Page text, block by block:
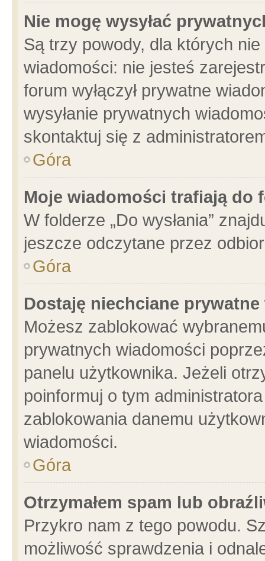
Nie mogę wysyłać
Są trzy powody, dla których
wiadomości: nie jesteś
forum wyłączył prywatne
wysyłanie prywatnych
skontaktuj się z
Góra
Moje wiadomości trafiają do
W folderze „Do wysłania”
jeszcze odczytane przez
Góra
Dostaję niechciane
Możesz zablokować
prywatnych wiadomości
panelu użytkownika. Jeżeli
poinformuj o tym
zablokowania danemu
wiadomości.
Góra
Otrzymałem spam lub
Przykro nam z tego powodu.
możliwość sprawdzenia i